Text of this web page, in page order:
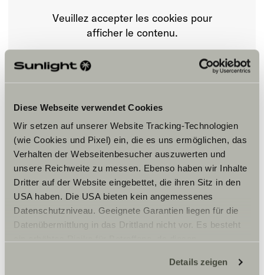
Diese Webseite verwendet Cookies
Wir setzen auf unserer Website Tracking-Technologien
(wie Cookies und Pixel) ein, die es uns ermöglichen, das
Verhalten der Webseitenbesucher auszuwerten und
unsere Reichweite zu messen. Ebenso haben wir Inhalte
Dritter auf der Website eingebettet, die ihren Sitz in den
USA haben. Die USA bieten kein angemessenes
Datenschutzniveau. Geeignete Garantien liegen für die
Datenübermittlung in das Drittland nicht vor. Es besteht
zustehen. Eingesetzte Dienstleister können Daten für
Details zeigen
Horaires d'ouverture
WERKSTATT
Montag – Freitag:
Veuillez accepter les cookies pour
afficher le contenu.
Paramètre des cookies